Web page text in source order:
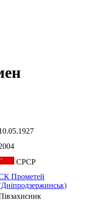
СРСР
Прометей